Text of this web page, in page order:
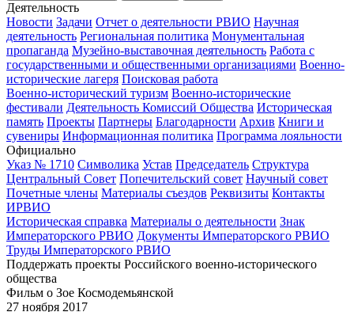
Деятельность
Новости Задачи Отчет о деятельности РВИО Научная
деятельность Региональная политика Монументальная
пропаганда Музейно-выставочная деятельность Работа с
государственными и общественными организациями Военно-
исторические лагеря Поисковая работа
Военно-исторический туризм Военно-исторические
фестивали Деятельность Комиссий Общества Историческая
память Проекты Партнеры Благодарности Архив Книги и
сувениры Информационная политика Программа лояльности
Официально
Указ № 1710 Символика Устав Председатель Структура
Центральный Совет Попечительский совет Научный совет
Почетные члены Материалы съездов Реквизиты Контакты
ИРВИО
Историческая справка Материалы о деятельности Знак
Императорского РВИО Документы Императорского РВИО
Труды Императорского РВИО
Поддержать проекты Российского военно-исторического
общества
Фильм о Зое Космодемьянской
27 ноября 2017